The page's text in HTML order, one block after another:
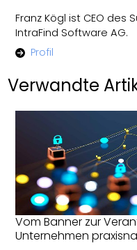
Franz Kögl ist CEO
IntraFind Software AG.
Profil
Verwandte
Vom Banner zur
Unternehmen